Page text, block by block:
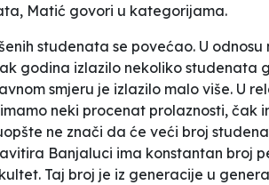
Matić govori u kategorijama.
studenata se povećao. U
godina izlazilo nekoliko studenata
smjeru je izlazilo malo više. U
neki procenat prolaznosti, čak
ne znači da će veći broj
Banjaluci ima konstantan broj
Taj broj je iz generacije u